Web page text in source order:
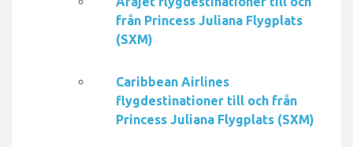
från Princess Juliana Flygplats
(SXM)
Caribbean Airlines
flygdestinationer till och från
Princess Juliana Flygplats (SXM)